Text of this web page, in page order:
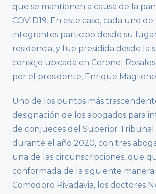
que se mantienen a causa de la
COVID19. En este caso, cada uno de
integrantes participó desde su
residencia, y fue presidida desde la
consejo ubicada en Coronel Rosales
por el presidente, Enrique
Uno de los puntos más
designación de los abogados para
de conjueces del Superior Tribunal
durante el año 2020, con tres
una de las circunscripciones, que
conformada de la siguiente
Comodoro Rivadavia, los doctores